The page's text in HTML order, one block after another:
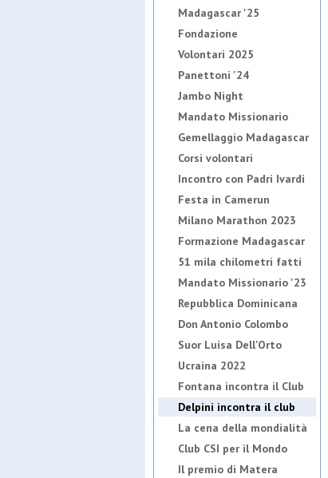
Madagascar '25
Fondazione
Volontari 2025
Panettoni '24
Jambo Night
Mandato Missionario
Gemellaggio Madagascar
Corsi volontari
Incontro con Padri Ivardi
Festa in Camerun
Milano Marathon 2023
Formazione Madagascar
51 mila chilometri fatti
Mandato Missionario '23
Repubblica Dominicana
Don Antonio Colombo
Suor Luisa Dell'Orto
Ucraina 2022
Fontana incontra il Club
Delpini incontra il club
La cena della mondialità
Club CSI per il Mondo
Il premio di Matera